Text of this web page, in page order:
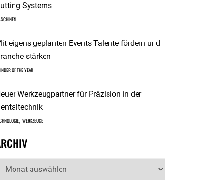
Systems
eigens geplanten Events Talente fördern und
stärken
OF THE YEAR
Werkzeugpartner für Präzision in der
, WERKZEUGE
Archiv